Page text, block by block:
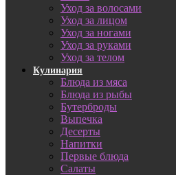
Уход за волосами
Уход за лицом
Уход за ногами
Уход за руками
Уход за телом
Кулинария
Блюда из мяса
Блюда из рыбы
Бутерброды
Выпечка
Десерты
Напитки
Первые блюда
Салаты